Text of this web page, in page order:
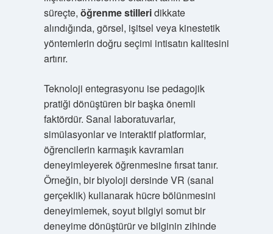
süreçte, öğrenme stilleridikkate
alındığında, görsel, işitsel veya kinestetik
yöntemlerin doğru seçimi intisatın kalitesini
artırır.
Teknoloji entegrasyonu ise pedagojik
pratiği dönüştüren bir başka önemli
faktördür. Sanal laboratuvarlar,
simülasyonlar ve interaktif platformlar,
öğrencilerin karmaşık kavramları
deneyimleyerek öğrenmesine fırsat tanır.
Örneğin, bir biyoloji dersinde VR (sanal
gerçeklik) kullanarak hücre bölünmesini
deneyimlemek, soyut bilgiyi somut bir
deneyime dönüştürür ve bilginin zihinde